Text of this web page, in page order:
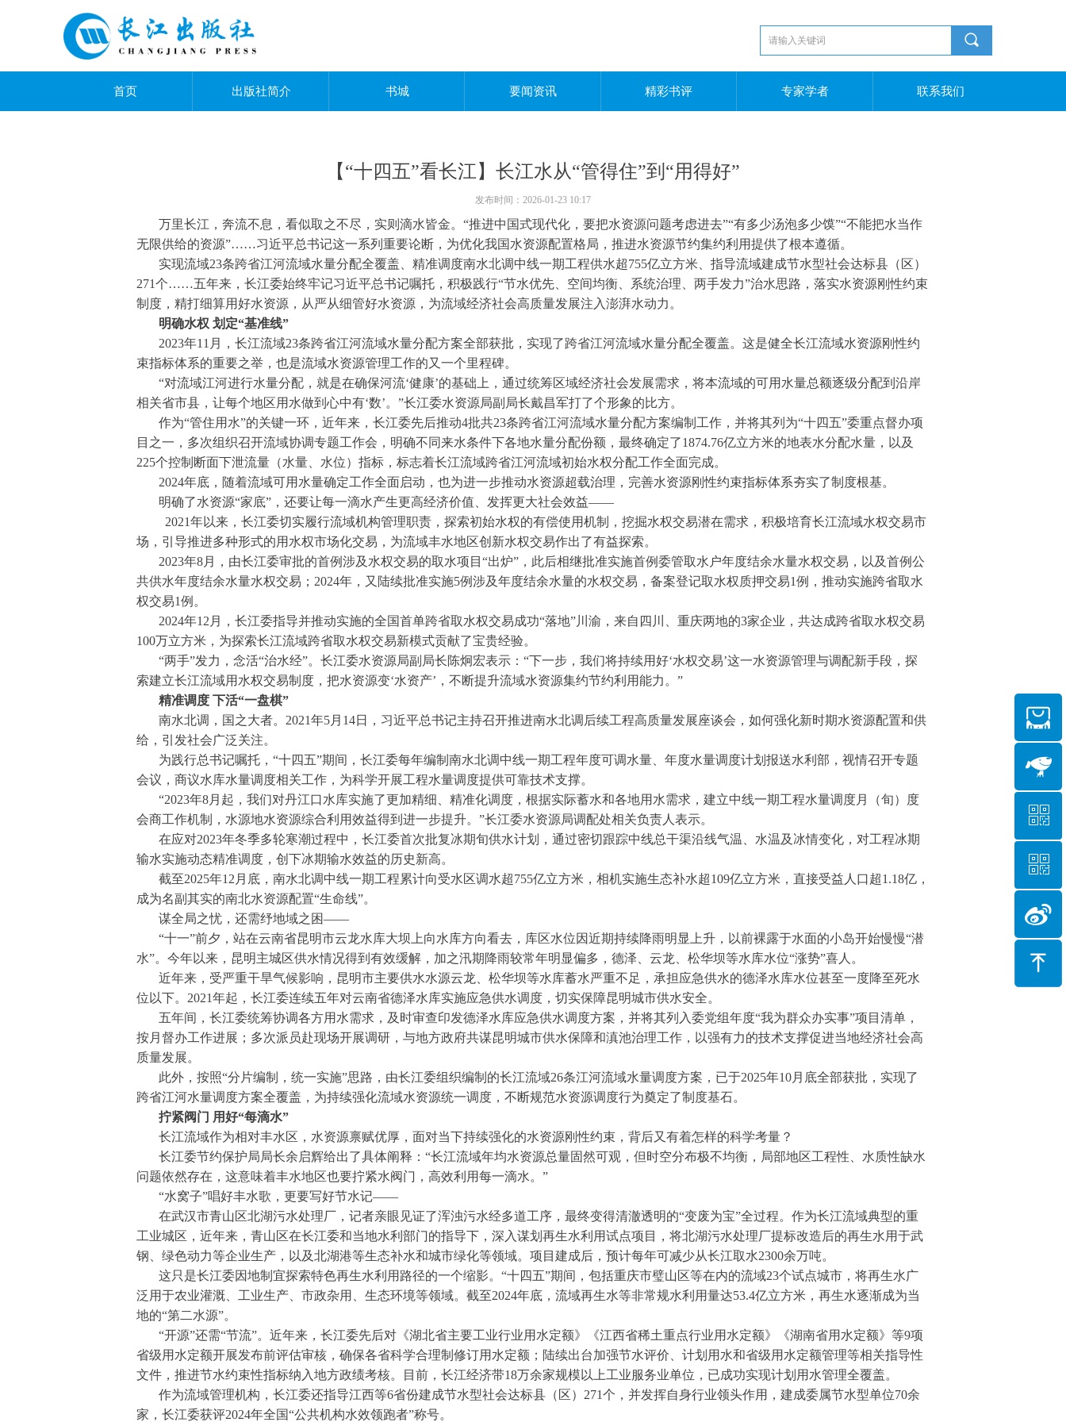
끠
首页 出版社简介 书城 要闻资讯 精彩书评 专家学者 联系我们
【“十四五”看长江】长江水从“管得住”到“用得好”
万里长江，奔流不息，看似取之不尽，实则滴水皆金。“推进中国式现代化，要把水资源问题考虑进去”“有多少汤泡多少馍”“不能把水当作
无限供给的资源”……习近平总书记这一系列重要论断，为优化我国水资源配置格局，推进水资源节约集约利用提供了根本遵循。
实现流域23条跨省江河流域水量分配全覆盖、精准调度南水北调中线一期工程供水超755亿立方米、指导流域建成节水型社会达标县（区）
271个……五年来，长江委始终牢记习近平总书记嘱托，积极践行“节水优先、空间均衡、系统治理、两手发力”治水思路，落实水资源刚性约束
制度，精打细算用好水资源，从严从细管好水资源，为流域经济社会高质量发展注入澎湃水动力。
明确水权 划定“基准线”
2023年11月，长江流域23条跨省江河流域水量分配方案全部获批，实现了跨省江河流域水量分配全覆盖。这是健全长江流域水资源刚性约
束指标体系的重要之举，也是流域水资源管理工作的又一个里程碑。
“对流域江河进行水量分配，就是在确保河流‘健康’的基础上，通过统筹区域经济社会发展需求，将本流域的可用水量总额逐级分配到沿岸
相关省市县，让每个地区用水做到心中有‘数’。”长江委水资源局副局长戴昌军打了个形象的比方。
作为“管住用水”的关键一环，近年来，长江委先后推动4批共23条跨省江河流域水量分配方案编制工作，并将其列为“十四五”委重点督办项
目之一，多次组织召开流域协调专题工作会，明确不同来水条件下各地水量分配份额，最终确定了1874.76亿立方米的地表水分配水量，以及
225个控制断面下泄流量（水量、水位）指标，标志着长江流域跨省江河流域初始水权分配工作全面完成。
2024年底，随着流域可用水量确定工作全面启动，也为进一步推动水资源超载治理，完善水资源刚性约束指标体系夯实了制度根基。
明确了水资源“家底”，还要让每一滴水产生更高经济价值、发挥更大社会效益——
2021年以来，长江委切实履行流域机构管理职责，探索初始水权的有偿使用机制，挖掘水权交易潜在需求，积极培育长江流域水权交易市
场，引导推进多种形式的用水权市场化交易，为流域丰水地区创新水权交易作出了有益探索。
2023年8月，由长江委审批的首例涉及水权交易的取水项目“出炉”，此后相继批准实施首例委管取水户年度结余水量水权交易，以及首例公
共供水年度结余水量水权交易；2024年，又陆续批准实施5例涉及年度结余水量的水权交易，备案登记取水权质押交易1例，推动实施跨省取水
权交易1例。
2024年12月，长江委指导并推动实施的全国首单跨省取水权交易成功“落地”川渝，来自四川、重庆两地的3家企业，共达成跨省取水权交易
100万立方米，为探索长江流域跨省取水权交易新模式贡献了宝贵经验。
“两手”发力，念活“治水经”。长江委水资源局副局长陈炯宏表示：“下一步，我们将持续用好‘水权交易’这一水资源管理与调配新手段，探
索建立长江流域用水权交易制度，把水资源变‘水资产’，不断提升流域水资源集约节约利用能力。”
精准调度 下活“一盘棋”
南水北调，国之大者。2021年5月14日，习近平总书记主持召开推进南水北调后续工程高质量发展座谈会，如何强化新时期水资源配置和供
给，引发社会广泛关注。
为践行总书记嘱托，“十四五”期间，长江委每年编制南水北调中线一期工程年度可调水量、年度水量调度计划报送水利部，视情召开专题
会议，商议水库水量调度相关工作，为科学开展工程水量调度提供可靠技术支撑。
“2023年8月起，我们对丹江口水库实施了更加精细、精准化调度，根据实际蓄水和各地用水需求，建立中线一期工程水量调度月（旬）度
会商工作机制，水源地水资源综合利用效益得到进一步提升。”长江委水资源局调配处相关负责人表示。
在应对2023年冬季多轮寒潮过程中，长江委首次批复冰期旬供水计划，通过密切跟踪中线总干渠沿线气温、水温及冰情变化，对工程冰期
输水实施动态精准调度，创下冰期输水效益的历史新高。
截至2025年12月底，南水北调中线一期工程累计向受水区调水超755亿立方米，相机实施生态补水超109亿立方米，直接受益人口超1.18亿，
成为名副其实的南北水资源配置“生命线”。
谋全局之忧，还需纾地域之困——
“十一”前夕，站在云南省昆明市云龙水库大坝上向水库方向看去，库区水位因近期持续降雨明显上升，以前裸露于水面的小岛开始慢慢“潜
水”。今年以来，昆明主城区供水情况得到有效缓解，加之汛期降雨较常年明显偏多，德泽、云龙、松华坝等水库水位“涨势”喜人。
近年来，受严重干旱气候影响，昆明市主要供水水源云龙、松华坝等水库蓄水严重不足，承担应急供水的德泽水库水位甚至一度降至死水
位以下。2021年起，长江委连续五年对云南省德泽水库实施应急供水调度，切实保障昆明城市供水安全。
五年间，长江委统筹协调各方用水需求，及时审查印发德泽水库应急供水调度方案，并将其列入委党组年度“我为群众办实事”项目清单，
按月督办工作进展；多次派员赴现场开展调研，与地方政府共谋昆明城市供水保障和滇池治理工作，以强有力的技术支撑促进当地经济社会高
质量发展。
此外，按照“分片编制，统一实施”思路，由长江委组织编制的长江流域26条江河流域水量调度方案，已于2025年10月底全部获批，实现了
跨省江河水量调度方案全覆盖，为持续强化流域水资源统一调度，不断规范水资源调度行为奠定了制度基石。
拧紧阀门 用好“每滴水”
长江流域作为相对丰水区，水资源禀赋优厚，面对当下持续强化的水资源刚性约束，背后又有着怎样的科学考量？
长江委节约保护局局长余启辉给出了具体阐释：“长江流域年均水资源总量固然可观，但时空分布极不均衡，局部地区工程性、水质性缺水
问题依然存在，这意味着丰水地区也要拧紧水阀门，高效利用每一滴水。”
“水窝子”唱好丰水歌，更要写好节水记——
在武汉市青山区北湖污水处理厂，记者亲眼见证了浑浊污水经多道工序，最终变得清澈透明的“变废为宝”全过程。作为长江流域典型的重
工业城区，近年来，青山区在长江委和当地水利部门的指导下，深入谋划再生水利用试点项目，将北湖污水处理厂提标改造后的再生水用于武
钢、绿色动力等企业生产，以及北湖港等生态补水和城市绿化等领域。项目建成后，预计每年可减少从长江取水2300余万吨。
这只是长江委因地制宜探索特色再生水利用路径的一个缩影。“十四五”期间，包括重庆市璧山区等在内的流域23个试点城市，将再生水广
泛用于农业灌溉、工业生产、市政杂用、生态环境等领域。截至2024年底，流域再生水等非常规水利用量达53.4亿立方米，再生水逐渐成为当
地的“第二水源”。
“开源”还需“节流”。近年来，长江委先后对《湖北省主要工业行业用水定额》《江西省稀土重点行业用水定额》《湖南省用水定额》等9项
省级用水定额开展发布前评估审核，确保各省科学合理制修订用水定额；陆续出台加强节水评价、计划用水和省级用水定额管理等相关指导性
文件，推进节水约束性指标纳入地方政绩考核。目前，长江经济带18万余家规模以上工业服务业单位，已成功实现计划用水管理全覆盖。
作为流域管理机构，长江委还指导江西等6省份建成节水型社会达标县（区）271个，并发挥自身行业领头作用，建成委属节水型单位70余
家，长江委获评2024年全国“公共机构水效领跑者”称号。
发布时间： 2026-01-23 10:17
ꀥ
微信二维码
ꁸ
ꀥ
微信二维码